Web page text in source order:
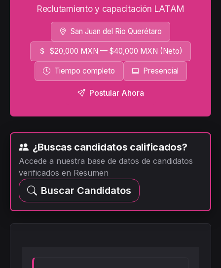
Reclutamiento y capacitación LATAM
San Juan del Rio Querétaro
$20,000 MXN — $40,000 MXN (Neto)
Tiempo completo Presencial
Postular Ahora
¿Buscas candidatos calificados?
Accede a nuestra base de datos de candidatos
verificados en Resumen
Buscar Candidatos